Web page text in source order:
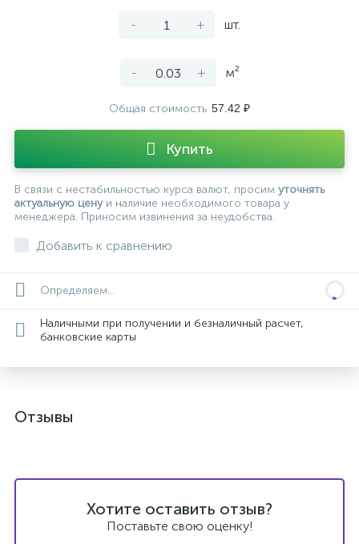
- + шт.
- + м²
Общая стоимость 57.42 ₽
Купить
В связи с нестабильностью курса валют, просим уточнять
актуальную ценуи наличие необходимого товара у
менеджера. Приносим извинения за неудобства.
Добавить к сравнению
Определяем...
Наличными при получении и безналичный расчет,
банковские карты
Отзывы
Хотите оставить отзыв?
Поставьте свою оценку!